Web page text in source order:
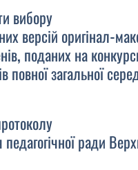
вибору
версій оригінал-
поданих на
повної загальної
педагогічної ради